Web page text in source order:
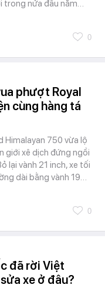
trong nửa đầu năm…
0
phượt Royal
cùng hàng tá
Himalayan 750 vừa lộ
giới xê dịch đứng ngồi
lại vành 21 inch, xe tối
dài bằng vành 19…
0
đã rời Việt
xe ở đâu?